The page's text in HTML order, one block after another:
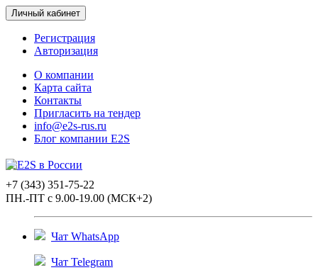
Личный кабинет
Регистрация
Авторизация
О компании
Карта сайта
Контакты
Пригласить на тендер
info@e2s-rus.ru
Блог компании E2S
+7 (343) 351-75-22
ПН.-ПТ с 9.00-19.00 (МСК+2)
Чат WhatsApp
Чат Telegram